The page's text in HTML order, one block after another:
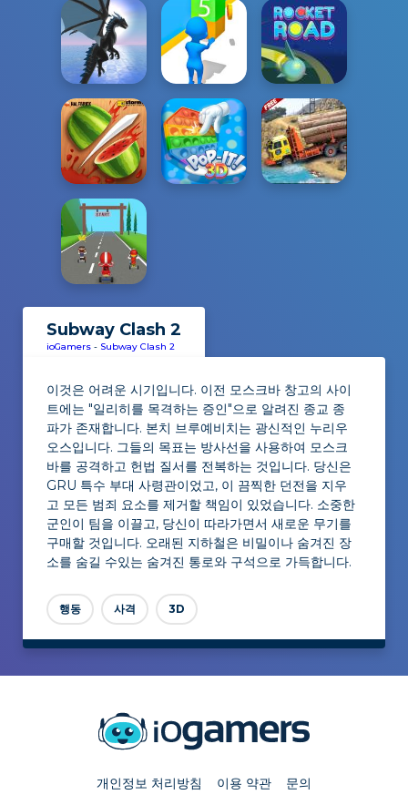
Subway Clash 2
ioGamers - Subway Clash 2
이것은 어려운 시기입니다. 이전 모스크바 창고의 사이
트에는 "일리히를 목격하는 증인"으로 알려진 종교 종
파가 존재합니다. 본치 브루예비치는 광신적인 누리우
오스입니다. 그들의 목표는 방사선을 사용하여 모스크
바를 공격하고 헌법 질서를 전복하는 것입니다. 당신은
GRU 특수 부대 사령관이었고, 이 끔찍한 던전을 지우
고 모든 범죄 요소를 제거할 책임이 있었습니다. 소중한
군인이 팀을 이끌고, 당신이 따라가면서 새로운 무기를
구매할 것입니다. 오래된 지하철은 비밀이나 숨겨진 장
소를 숨길 수있는 숨겨진 통로와 구석으로 가득합니다.
행동 사격 3D
개인정보 처리방침 이용 약관 문의